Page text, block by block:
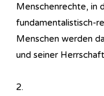
Menschenrechte, in
fundamentalistisch-
Menschen werden
und seiner
2.